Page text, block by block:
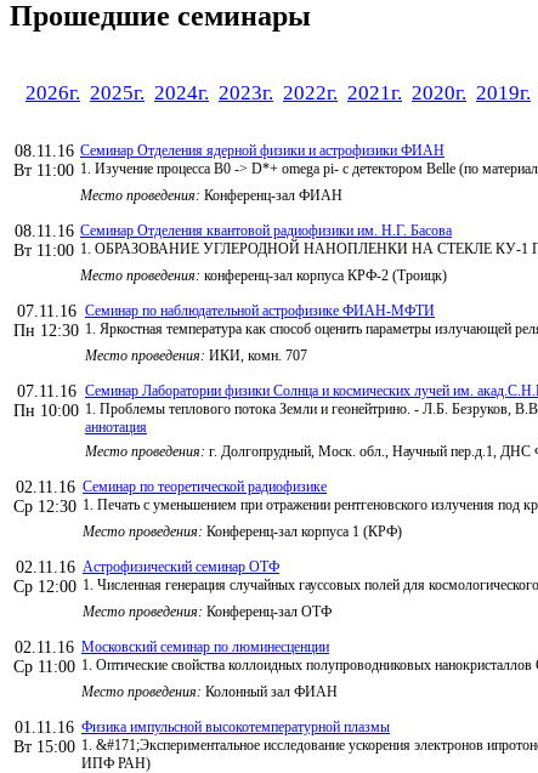
Прошедшие семинары
2026г. 2025г. 2024г. 2023г. 2022г. 2021г. 2020г. 2019г.
08.11.16
Вт 11:00
Семинар Отделения ядерной физики и астрофизики ФИАН
1. Изучение процесса B0 -> D*+ omega pi- с детектором Belle (по
Место проведения: Конференц-зал ФИАН
08.11.16
Вт 11:00
Семинар Отделения квантовой радиофизики им. Н.Г. Басова
1. ОБРАЗОВАНИЕ УГЛЕРОДНОЙ НАНОПЛЕНКИ НА СТЕКЛЕ КУ-1 ПРИ
Место проведения: конференц-зал корпуса КРФ-2 (Троицк)
07.11.16
Пн 12:30
Семинар по наблюдательной астрофизике ФИАН-МФТИ
1. Яркостная температура как способ оценить параметры излучающей
Место проведения: ИКИ, комн. 707
07.11.16
Пн 10:00
Семинар Лаборатории физики Солнца и космических лучей им.
1. Проблемы теплового потока Земли и геонейтрино. - Л.Б. Безруков,
аннотация
Место проведения: г. Долгопрудный, Моск. обл., Научный пер.д.1,
02.11.16
Ср 12:30
Семинар по теоретической радиофизике
1. Печать с уменьшением при отражении рентгеновского излучения
Место проведения: Конференц-зал корпуса 1 (КРФ)
02.11.16
Ср 12:00
Астрофизический семинар ОТФ
1. Численная генерация случайных гауссовых полей для
Место проведения: Конференц-зал ОТФ
02.11.16
Ср 11:00
Московский семинар по люминесценции
1. Оптические свойства коллоидных полупроводниковых
Место проведения: Колонный зал ФИАН
01.11.16
Вт 15:00
Физика импульсной высокотемпературной плазмы
1. &#171;Экспериментальное исследование ускорения электронов
ИПФ РАН)